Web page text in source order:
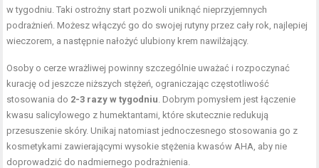
w tygodniu. Taki ostrożny start pozwoli uniknąć nieprzyjemnych
podrażnień. Możesz włączyć go do swojej rutyny przez cały rok, najlepiej
wieczorem, a następnie nałożyć ulubiony krem nawilżający.
Osoby o cerze wrażliwej powinny szczególnie uważać i rozpoczynać
kurację od jeszcze niższych stężeń, ograniczając częstotliwość
stosowania do 2-3 razy w tygodniu . Dobrym pomysłem jest łączenie
kwasu salicylowego z humektantami, które skutecznie redukują
przesuszenie skóry. Unikaj natomiast jednoczesnego stosowania go z
kosmetykami zawierającymi wysokie stężenia kwasów AHA, aby nie
doprowadzić do nadmiernego podrażnienia.